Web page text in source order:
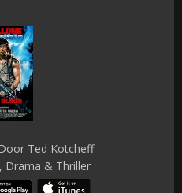
Ted Kotcheff
Drama & Thriller